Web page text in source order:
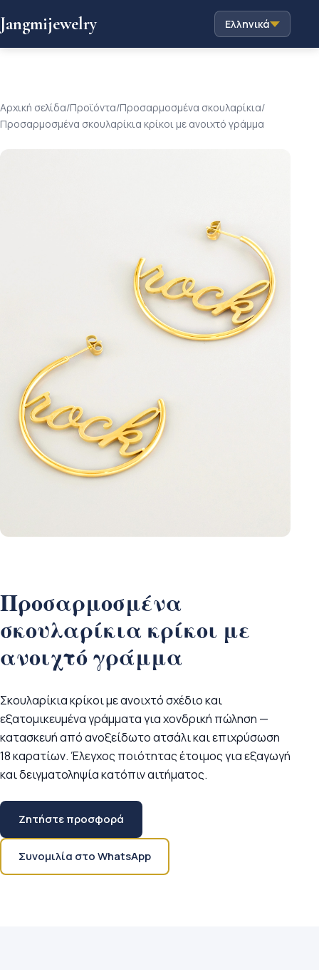
Jangmijewelry Ελληνικά
Αρχική σελίδα/Προϊόντα/Προσαρμοσμένα σκουλαρίκια/
Προσαρμοσμένα σκουλαρίκια κρίκοι με ανοιχτό γράμμα
Προσαρμοσμένα
σκουλαρίκια κρίκοι με
ανοιχτό γράμμα
Σκουλαρίκια κρίκοι με ανοιχτό σχέδιο και
εξατομικευμένα γράμματα για χονδρική πώληση —
κατασκευή από ανοξείδωτο ατσάλι και επιχρύσωση
18 καρατίων. Έλεγχος ποιότητας έτοιμος για εξαγωγή
και δειγματοληψία κατόπιν αιτήματος.
Ζητήστε προσφορά
Συνομιλία στο WhatsApp